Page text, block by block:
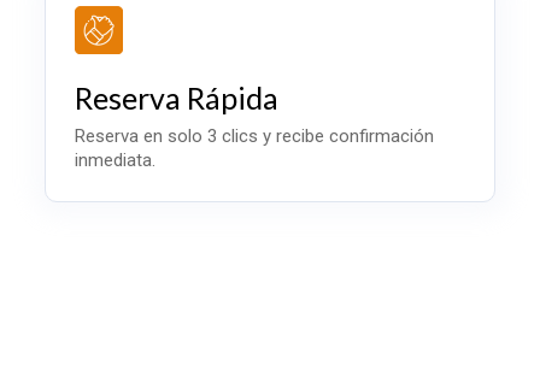
Reserva Rápida
Reserva en solo 3 clics y recibe confirmación
inmediata.